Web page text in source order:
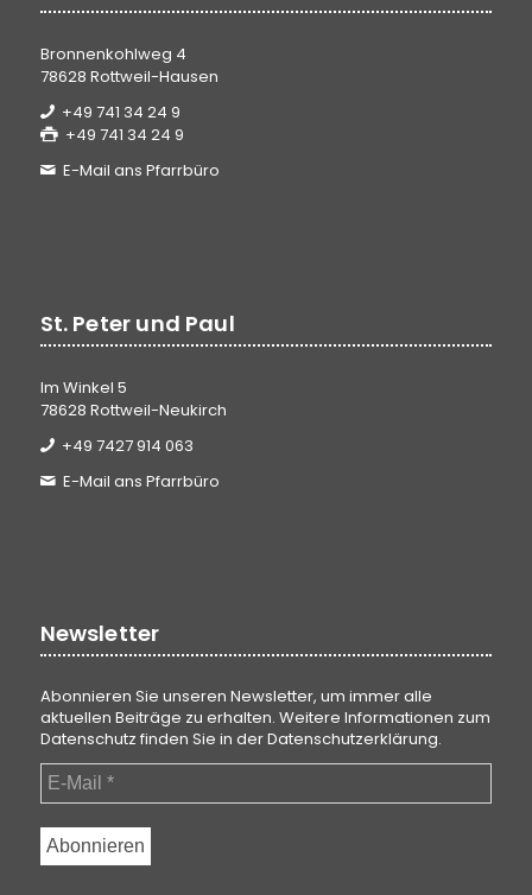
Bronnenkohlweg 4
78628 Rottweil-Hausen
+49 741 34 24 9
+49 741 34 24 9
E-Mail ans Pfarrbüro
St. Peter und Paul
Im Winkel 5
78628 Rottweil-Neukirch
+49 7427 914 063
E-Mail ans Pfarrbüro
Newsletter
Abonnieren Sie unseren Newsletter, um immer alle
aktuellen Beiträge zu erhalten. Weitere Informationen zum
Datenschutz finden Sie in derDatenschutzerklärung.